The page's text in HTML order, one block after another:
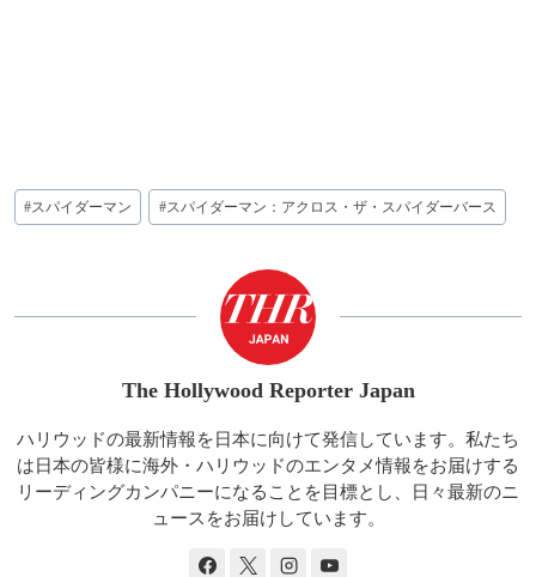
投
稿
#スパイダーマン #スパイダーマン：アクロス・ザ・スパイダーバース
The Hollywood Reporter Japan
ハリウッドの最新情報を日本に向けて発信しています。私たち
は日本の皆様に海外・ハリウッドのエンタメ情報をお届けする
リーディングカンパニーになることを目標とし、日々最新のニ
ュースをお届けしています。